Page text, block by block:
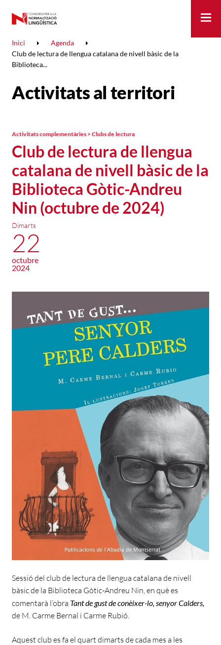
Inici
Agenda
Club de lectura de llengua catalana de nivell bàsic de la
Biblioteca...
Activitats al territori
Club de lectura de llengua
catalana de nivell bàsic de la
Biblioteca Gòtic-Andreu
Nin (octubre de 2024)
Activitats complementàries > Clubs de lectura
Dimarts
22
octubre
2024
Sessió del club de lectura de llengua catalana de nivell
bàsic de la Biblioteca Gòtic-Andreu Nin, en què es
comentarà l’obra Tant de gust de conèixer-lo, senyor Calders,
de M. Carme Bernal i Carme Rubió.
Aquest club es fa el quart dimarts de cada mes a les